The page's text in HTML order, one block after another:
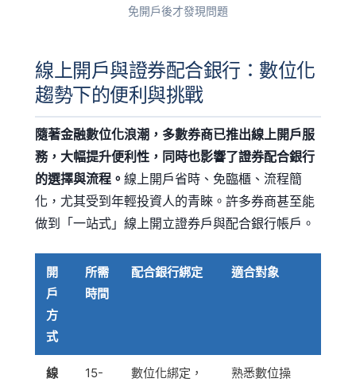
免開戶後才發現問題
線上開戶與證券配合銀行：數位化
趨勢下的便利與挑戰
隨著金融數位化浪潮，多數券商已推出線上開戶服
務，大幅提升便利性，同時也影響了證券配合銀行
的選擇與流程。 線上開戶省時、免臨櫃、流程簡
化，尤其受到年輕投資人的青睞。許多券商甚至能
做到「一站式」線上開立證券戶與配合銀行帳戶。
開
戶
方
式
所需
時間
配合銀行綁定 適合對象
線
15-
數位化綁定，
熟悉數位操